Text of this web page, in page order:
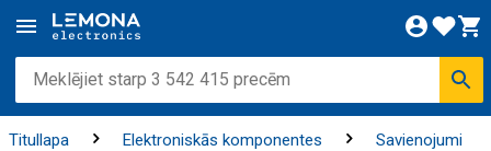
Titullapa Elektroniskās komponentes
Savienojumi